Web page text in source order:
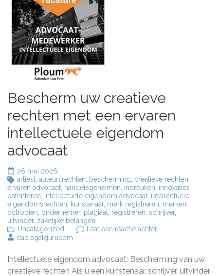
Bescherm uw creatieve
rechten met een ervaren
intellectuele eigendom
advocaat
26 mei 2026
artiest auteursrechten bescherming creatieve rechten
ervaren advocaat handelsgeheimen inbreuken innovaties
patenteren intellectuele eigendom advocaat intellectuele
eigendomsrechten
kunstenaar, merk registreren merken
octrooien ondernemer, plagiaat registreren schrijver,
uitvinder, zakelijke belangen
Uncategorized
Laat een reactie achterop
rechten
met
daclegalgurucom
Intellectuele eigendom advocaat: Bescherming van uw
creatieve rechten Als u een kunstenaar, schrijver, uitvinder